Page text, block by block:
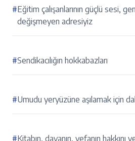
#Eğitim çalışanlarının güçlü sesi,
değişmeyen adresiyiz
#Sendikacılığın hokkabazları
#Umudu yeryüzüne aşılamak için
#Kitabın, davanın, vefanın hakkını